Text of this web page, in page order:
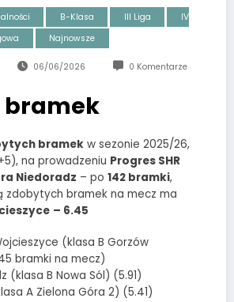
B-Klasa III Liga
IV
Najnowsze
06/06/2026 0 Komentarze
bramek
bramek w sezonie 2025/26,
na prowadzeniu Progres SHR
Niedoradz – po 142 bramki,
zdobytych bramek na mecz ma
– 6.45
(klasa B Gorzów
bramki na mecz)
(klasa B Nowa Sól) (5.91)
A Zielona Góra 2) (5.41)